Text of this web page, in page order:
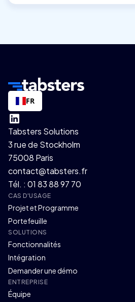
FR
Tabsters Solutions
3 rue de Stockholm
75008 Paris
contact@tabsters.fr
Tél. : 01 83 88 97 70
CAS D'USAGE
Projet et Programme
Portefeuille
SOLUTIONS
Fonctionnalités
Intégration
Demander une démo
ENTREPRISE
Équipe